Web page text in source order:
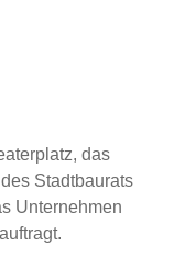
das
Stadtbaurats
Unternehmen